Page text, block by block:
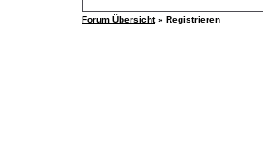
Forum Übersicht» Registrieren